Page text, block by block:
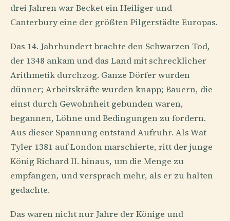
drei Jahren war Becket ein Heiliger und
Canterbury eine der größten Pilgerstädte Europas.
Das 14. Jahrhundert brachte den Schwarzen Tod,
der 1348 ankam und das Land mit schrecklicher
Arithmetik durchzog. Ganze Dörfer wurden
dünner; Arbeitskräfte wurden knapp; Bauern, die
einst durch Gewohnheit gebunden waren,
begannen, Löhne und Bedingungen zu fordern.
Aus dieser Spannung entstand Aufruhr. Als Wat
Tyler 1381 auf London marschierte, ritt der junge
König Richard II. hinaus, um die Menge zu
empfangen, und versprach mehr, als er zu halten
gedachte.
Das waren nicht nur Jahre der Könige und